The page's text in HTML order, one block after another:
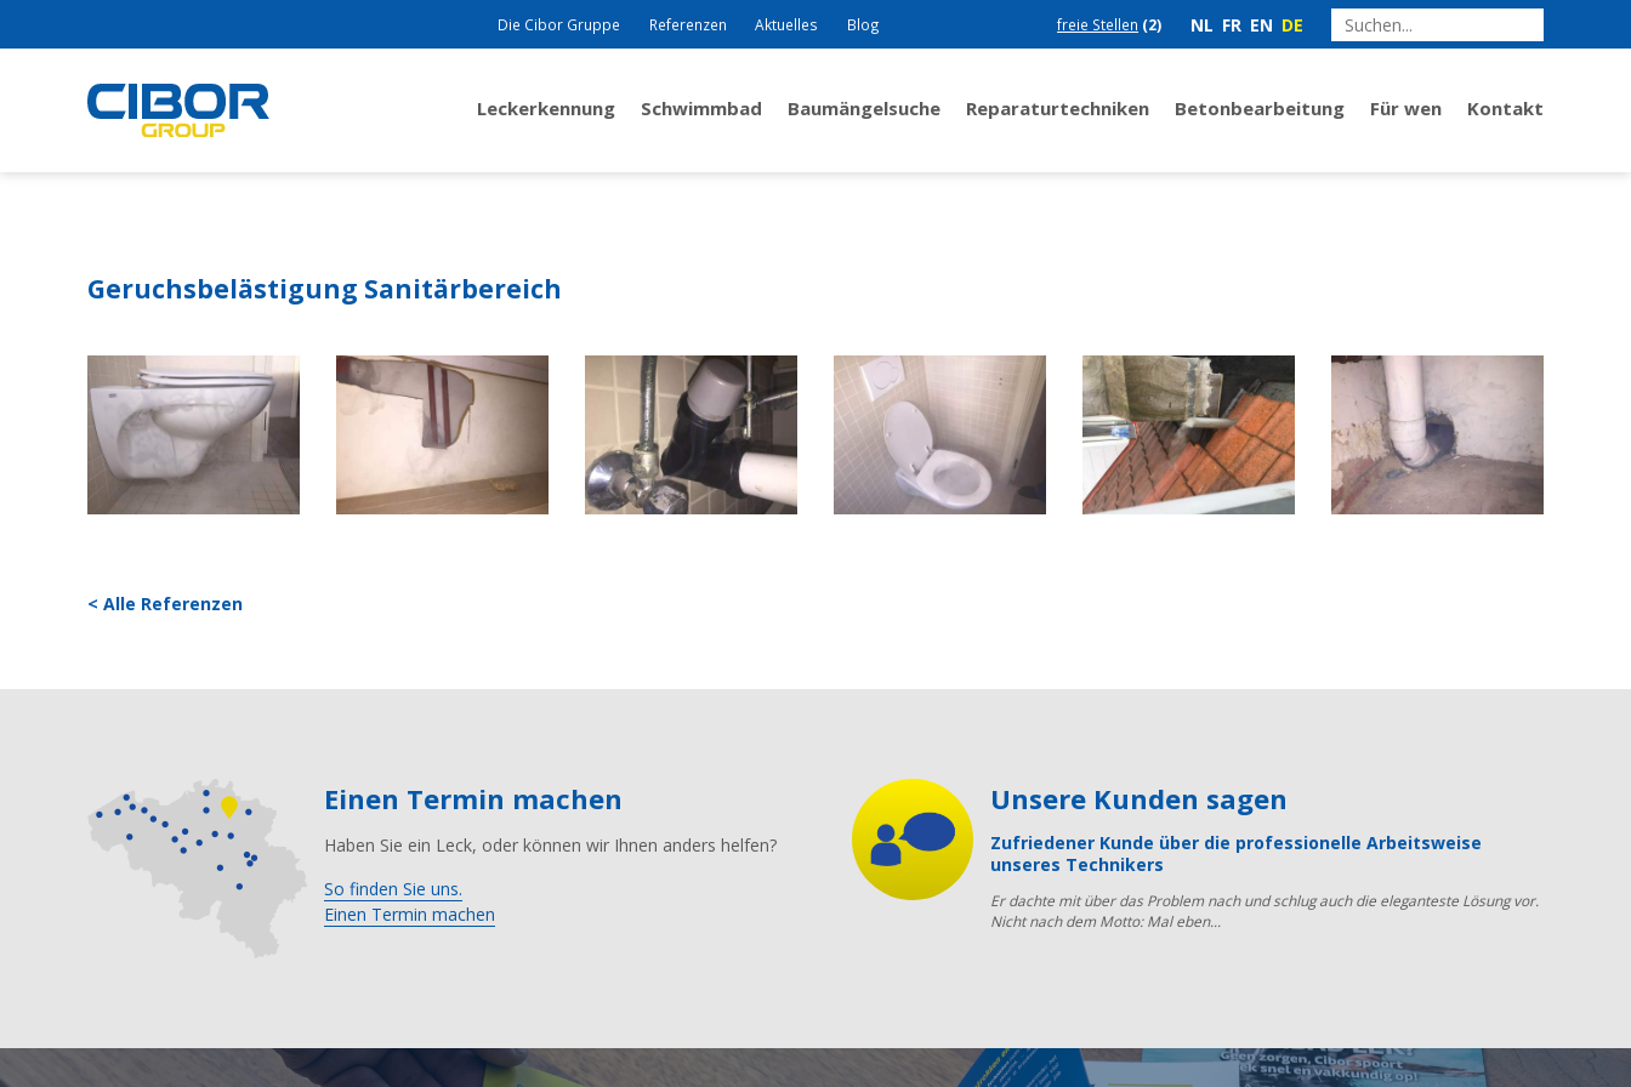
Die Cibor Gruppe Referenzen Aktuelles Blog freie Stellen (2) NL FR EN DE
Leckerkennung Schwimmbad Baumängelsuche Reparaturtechniken Betonbearbeitung Für wen Kontakt
Geruchsbelästigung Sanitärbereich
< Alle Referenzen
Einen Termin machen
Haben Sie ein Leck, oder können wir Ihnen anders helfen?
So finden Sie uns.
Einen Termin machen
Unsere Kunden sagen
Zufriedener Kunde über die professionelle Arbeitsweise
unseres Technikers
Er dachte mit über das Problem nach und schlug auch die eleganteste Lösung vor.
Nicht nach dem Motto: Mal eben...